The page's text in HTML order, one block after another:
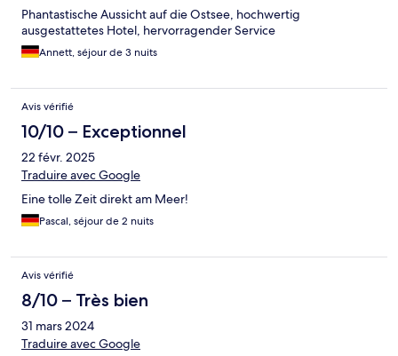
Phantastische Aussicht auf die Ostsee, hochwertig
ausgestattetes Hotel, hervorragender Service
Annett, séjour de 3 nuits
Avis vérifié
10/10 – Exceptionnel
22 févr. 2025
Traduire avec Google
Eine tolle Zeit direkt am Meer!
Pascal, séjour de 2 nuits
Avis vérifié
8/10 – Très bien
31 mars 2024
Traduire avec Google